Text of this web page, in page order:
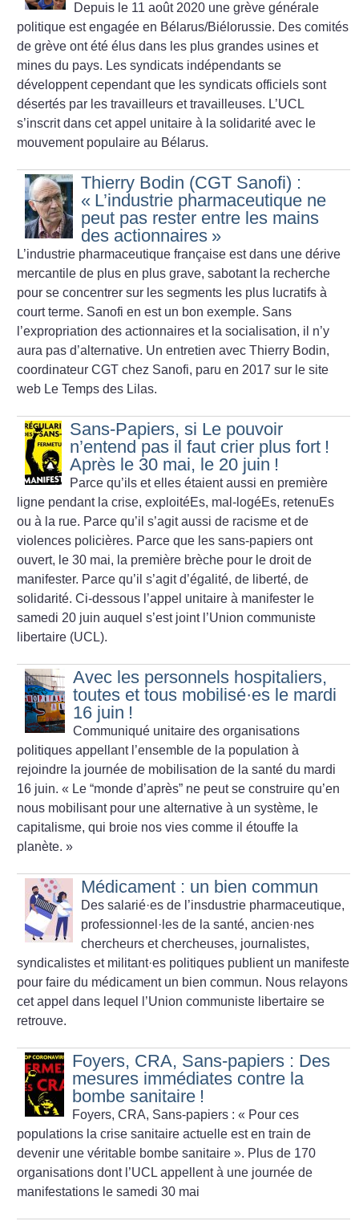
Depuis le 11 août 2020 une grève générale
politique est engagée en Bélarus/Biélorussie. Des comités
de grève ont été élus dans les plus grandes usines et
mines du pays. Les syndicats indépendants se
développent cependant que les syndicats officiels sont
désertés par les travailleurs et travailleuses. L’UCL
s’inscrit dans cet appel unitaire à la solidarité avec le
mouvement populaire au Bélarus.
Thierry Bodin (CGT Sanofi) :
« L’industrie pharmaceutique ne
peut pas rester entre les mains
des actionnaires »
L’industrie pharmaceutique française est dans une dérive
mercantile de plus en plus grave, sabotant la recherche
pour se concentrer sur les segments les plus lucratifs à
court terme. Sanofi en est un bon exemple. Sans
l’expropriation des actionnaires et la socialisation, il n’y
aura pas d’alternative. Un entretien avec Thierry Bodin,
coordinateur CGT chez Sanofi, paru en 2017 sur le site
web Le Temps des Lilas.
Sans-Papiers, si Le pouvoir
n’entend pas il faut crier plus fort !
Après le 30 mai, le 20 juin !
Parce qu’ils et elles étaient aussi en première
ligne pendant la crise, exploitéEs, mal-logéEs, retenuEs
ou à la rue. Parce qu’il s’agit aussi de racisme et de
violences policières. Parce que les sans-papiers ont
ouvert, le 30 mai, la première brèche pour le droit de
manifester. Parce qu’il s’agit d’égalité, de liberté, de
solidarité. Ci-dessous l’appel unitaire à manifester le
samedi 20 juin auquel s’est joint l’Union communiste
libertaire (UCL).
Avec les personnels hospitaliers,
toutes et tous mobilisé·es le mardi
16 juin !
Communiqué unitaire des organisations
politiques appellant l’ensemble de la population à
rejoindre la journée de mobilisation de la santé du mardi
16 juin. « Le “monde d’après” ne peut se construire qu’en
nous mobilisant pour une alternative à un système, le
capitalisme, qui broie nos vies comme il étouffe la
planète. »
Médicament : un bien commun
Des salarié·es de l’insdustrie pharmaceutique,
professionnel · les de la santé, ancien·nes
chercheurs et chercheuses, journalistes,
syndicalistes et militant·es politiques publient un manifeste
pour faire du médicament un bien commun. Nous relayons
cet appel dans lequel l’Union communiste libertaire se
retrouve.
Foyers, CRA, Sans-papiers : Des
mesures immédiates contre la
bombe sanitaire !
Foyers, CRA, Sans-papiers : « Pour ces
populations la crise sanitaire actuelle est en train de
devenir une véritable bombe sanitaire ». Plus de 170
organisations dont l’UCL appellent à une journée de
manifestations le samedi 30 mai